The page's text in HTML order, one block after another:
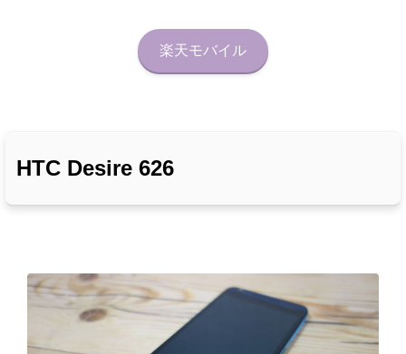
楽天モバイル
HTC Desire 626